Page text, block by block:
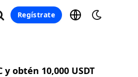
Regístrate
y obtén 10,000 USDT